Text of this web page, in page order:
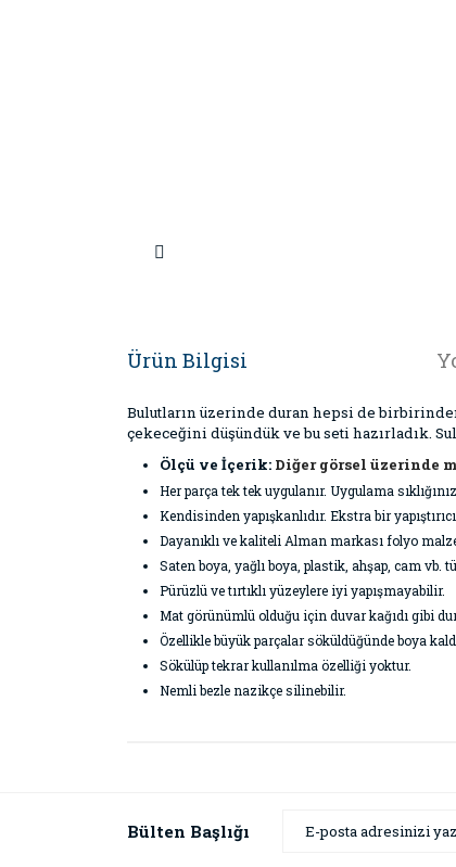
Ürün Bilgisi
Bulutların üzerinde duran hepsi de
çekeceğini düşündük ve bu seti hazırladık.
Ölçü ve İçerik: Diğer görsel üzerinde
Her parça tek tek uygulanır. Uygulama
Kendisinden yapışkanlıdır. Ekstra bir
Dayanıklı ve kaliteli Alman markası folyo
Saten boya, yağlı boya, plastik, ahşap, cam vb.
Pürüzlü ve tırtıklı yüzeylere iyi yapışmayabilir.
Mat görünümlü olduğu için duvar kağıdı gibi
Özellikle büyük parçalar söküldüğünde boya
Sökülüp tekrar kullanılma özelliği yoktur.
Nemli bezle nazikçe silinebilir.
Ürün resmi kalitesiz, bozuk veya
Bülten Başlığı